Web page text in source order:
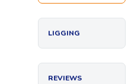
LIGGING
REVIEWS